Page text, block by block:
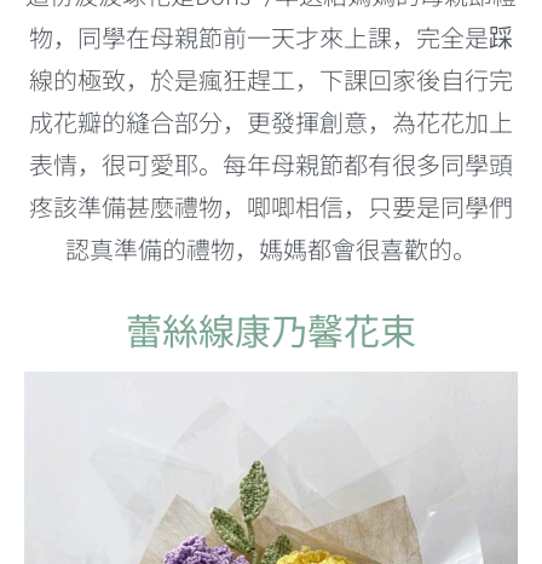
物，同學在母親節前一天才來上課，完全是踩
線的極致，於是瘋狂趕工，下課回家後自行完
成花瓣的縫合部分，更發揮創意，為花花加上
表情，很可愛耶。每年母親節都有很多同學頭
疼該準備甚麼禮物，唧唧相信，只要是同學們
認真準備的禮物，媽媽都會很喜歡的。
蕾絲線康乃馨花束